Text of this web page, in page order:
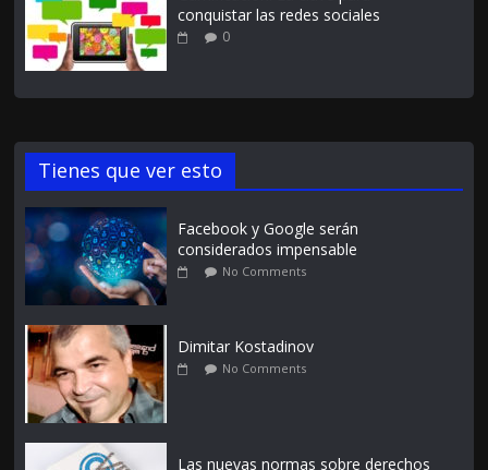
conquistar las redes sociales
0
Tienes que ver esto
Facebook y Google serán
considerados impensable
No Comments
Dimitar Kostadinov
No Comments
Las nuevas normas sobre derechos